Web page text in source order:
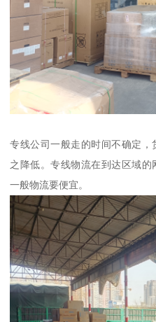
专线公司一般走的时间不确定
之降低。专线物流在到达区域
一般物流要便宜。